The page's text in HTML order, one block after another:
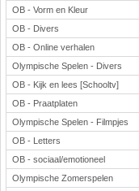
OB - Vorm en Kleur
OB - Divers
OB - Online verhalen
Olympische Spelen - Divers
OB - Kijk en lees [Schooltv]
OB - Praatplaten
Olympische Spelen - Filmpjes
OB - Letters
OB - sociaal/emotioneel
Olympische Zomerspelen